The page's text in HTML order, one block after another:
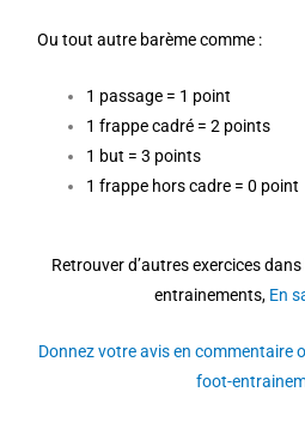
Ou tout autre barème comme :
1 passage = 1 point
1 frappe cadré = 2 points
1 but = 3 points
1 frappe hors cadre = 0 point
Retrouver d’autres exercices
entrainements, En
Donnez votre avis en commentaire
foot-